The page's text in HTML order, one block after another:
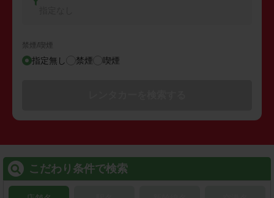
禁煙/喫煙
指定無し 禁煙 喫煙
こだわり条件で検索